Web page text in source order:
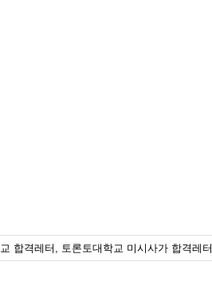
합격레터 , 토론토대학교 미시사가 합격레터